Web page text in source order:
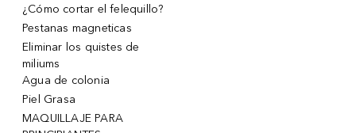
¿Cómo cortar el felequillo?
Pestanas magneticas
Eliminar los quistes de
miliums
Agua de colonia
Piel Grasa
MAQUILLAJE PARA